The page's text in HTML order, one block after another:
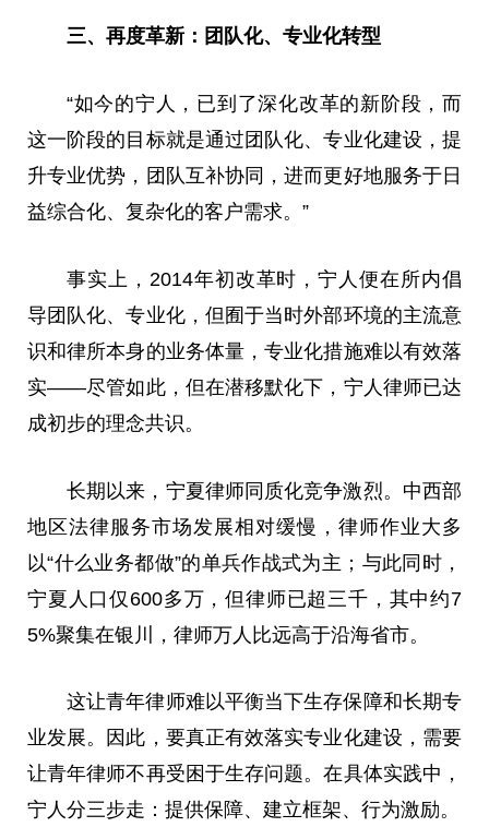
三、再度革新：团队化、专业化转型
“如今的宁人，已到了深化改革的新阶段，而
这一阶段的目标就是通过团队化、专业化建设，提
升专业优势，团队互补协同，进而更好地服务于日
益综合化、复杂化的客户需求。”
事实上，2014年初改革时，宁人便在所内倡
导团队化、专业化，但囿于当时外部环境的主流意
识和律所本身的业务体量，专业化措施难以有效落
实——尽管如此，但在潜移默化下，宁人律师已达
成初步的理念共识。
长期以来，宁夏律师同质化竞争激烈。中西部
地区法律服务市场发展相对缓慢，律师作业大多
以“什么业务都做”的单兵作战式为主；与此同时，
宁夏人口仅600多万，但律师已超三千，其中约7
5%聚集在银川，律师万人比远高于沿海省市。
这让青年律师难以平衡当下生存保障和长期专
业发展。因此，要真正有效落实专业化建设，需要
让青年律师不再受困于生存问题。在具体实践中，
宁人分三步走：提供保障、建立框架、行为激励。